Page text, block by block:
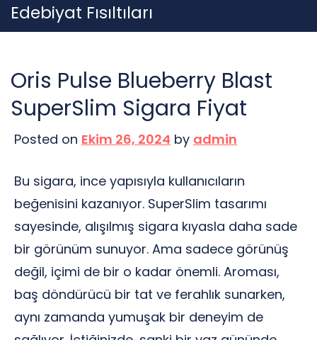
Skip
to
Edebiyat Fısıltıları
Oris Pulse Blueberry Blast
SuperSlim Sigara Fiyat
Posted on Ekim 26, 2024 by admin
Bu sigara, ince yapısıyla kullanıcıların
beğenisini kazanıyor. SuperSlim tasarımı
sayesinde, alışılmış sigara kıyasla daha sade
bir görünüm sunuyor. Ama sadece görünüş
değil, içimi de bir o kadar önemli. Aroması,
baş döndürücü bir tat ve ferahlık sunarken,
aynı zamanda yumuşak bir deneyim de